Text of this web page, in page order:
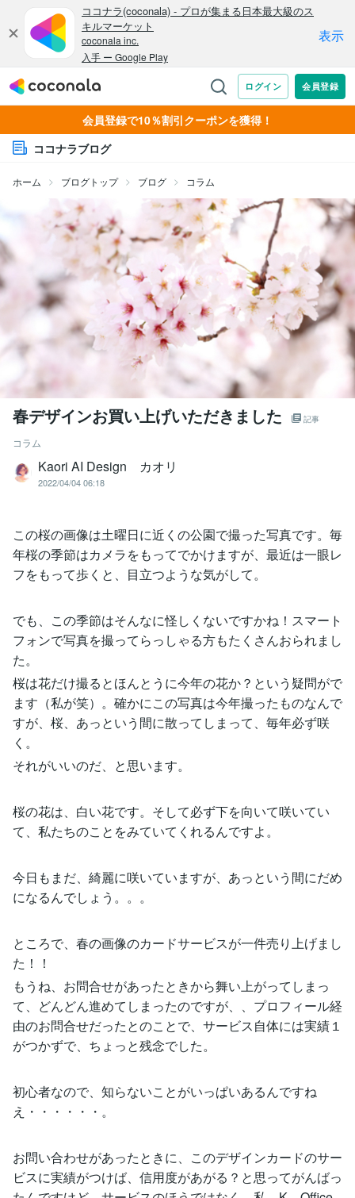
会員登録で10％割引クーポンを獲得！
ココナラブログ
ホーム ブログトップ ブログ コラム
春デザインお買い上げいただきました 記事
コラム
Kaori AI Design カオリ
2022/04/04 06:18
この桜の画像は土曜日に近くの公園で撮った写真です。毎
年桜の季節はカメラをもってでかけますが、最近は一眼レ
フをもって歩くと、目立つような気がして。
でも、この季節はそんなに怪しくないですかね！スマート
フォンで写真を撮ってらっしゃる方もたくさんおられまし
た。
桜は花だけ撮るとほんとうに今年の花か？という疑問がで
ます（私が笑）。確かにこの写真は今年撮ったものなんで
すが、桜、あっという間に散ってしまって、毎年必ず咲
く。
それがいいのだ、と思います。
桜の花は、白い花です。そして必ず下を向いて咲いてい
て、私たちのことをみていてくれるんですよ。
今日もまだ、綺麗に咲いていますが、あっという間にだめ
になるんでしょう。。。
ところで、春の画像のカードサービスが一件売り上げまし
た！！
もうね、お問合せがあったときから舞い上がってしまっ
て、どんどん進めてしまったのですが、、プロフィール経
由のお問合せだったとのことで、サービス自体には実績１
がつかずで、ちょっと残念でした。
初心者なので、知らないことがいっぱいあるんですね
え・・・・・・。
お問い合わせがあったときに、このデザインカードのサー
ビスに実績がつけば、信用度があがる？と思ってがんばっ